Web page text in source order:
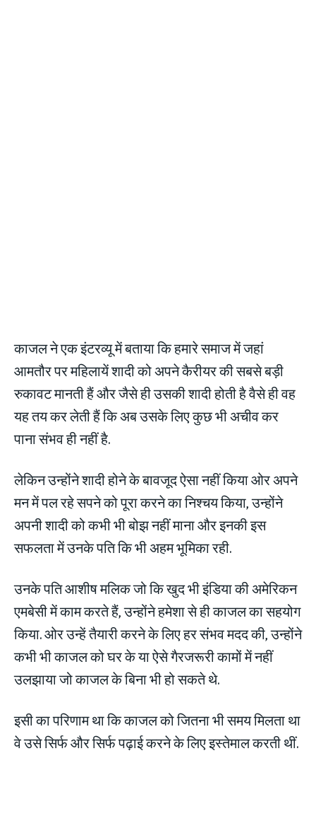
काजल ने एक इंटरव्यू में बताया कि हमारे समाज में जहां
आमतौर पर महिलायें शादी को अपने कैरीयर की सबसे बड़ी
रुकावट मानती हैं और जैसे ही उसकी शादी होती है वैसे ही वह
यह तय कर लेती हैं कि अब उसके लिए कुछ भी अचीव कर
पाना संभव ही नहीं है.
लेकिन उन्होंने शादी होने के बावजूद ऐसा नहीं किया ओर अपने
मन में पल रहे सपने को पूरा करने का निश्चय किया, उन्होंने
अपनी शादी को कभी भी बोझ नहीं माना और इनकी इस
सफलता में उनके पति कि भी अहम भूमिका रही.
उनके पति आशीष मलिक जो कि खुद भी इंडिया की अमेरिकन
एमबेसी में काम करते हैं, उन्होंने हमेशा से ही काजल का सहयोग
किया. ओर उन्हें तैयारी करने के लिए हर संभव मदद की, उन्होंने
कभी भी काजल को घर के या ऐसे गैरजरूरी कामों में नहीं
उलझाया जो काजल के बिना भी हो सकते थे.
इसी का परिणाम था कि काजल को जितना भी समय मिलता था
वे उसे सिर्फ और सिर्फ पढ़ाई करने के लिए इस्तेमाल करती थीं.